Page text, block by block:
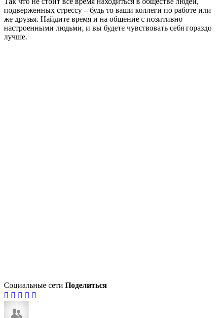
подверженных стрессу – будь то ваши коллеги по работе или
же друзья. Найдите время и на общение с позитивно
настроенными людьми, и вы будете чувствовать себя гораздо
лучше.
Социальные сети Поделиться
    